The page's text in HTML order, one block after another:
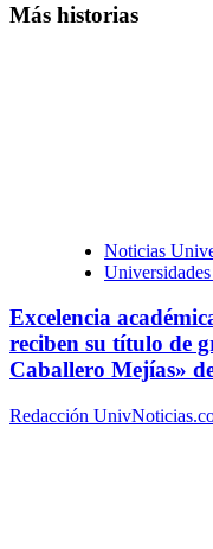
Más historias
Noticias
Excelencia
reciben su título de
Caballero Mejías»
Redacción